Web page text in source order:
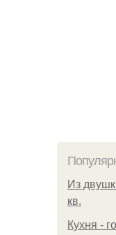
Из
кв.
Кухня -